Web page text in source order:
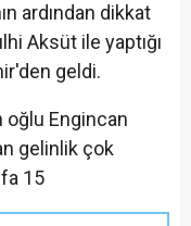
ardından dikkat
Aksüt ile yaptığı
geldi.